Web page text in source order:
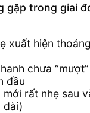
gặp trong giai
xuất hiện
chưa
đầu
mới rất nhẹ sau
dài)